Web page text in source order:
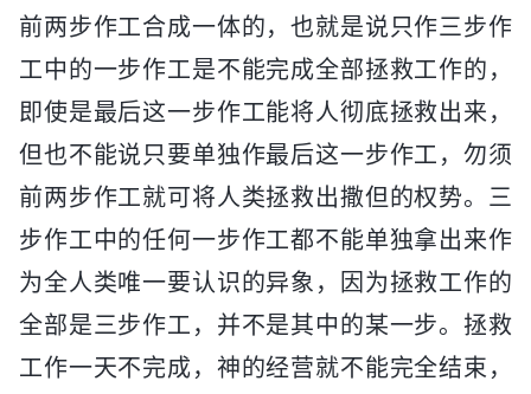
前两步作工合成一体的，也就是说只作三步作
工中的一步作工是不能完成全部拯救工作的，
即使是最后这一步作工能将人彻底拯救出来，
但也不能说只要单独作最后这一步作工，勿须
前两步作工就可将人类拯救出撒但的权势。三
步作工中的任何一步作工都不能单独拿出来作
为全人类唯一要认识的异象，因为拯救工作的
全部是三步作工，并不是其中的某一步。拯救
工作一天不完成，神的经营就不能完全结束，